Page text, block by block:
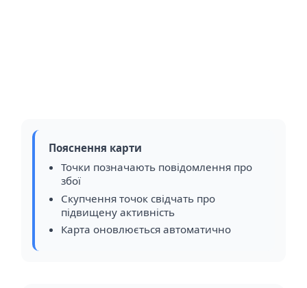
Пояснення карти
Точки позначають повідомлення про
збої
Скупчення точок свідчать про
підвищену активність
Карта оновлюється автоматично